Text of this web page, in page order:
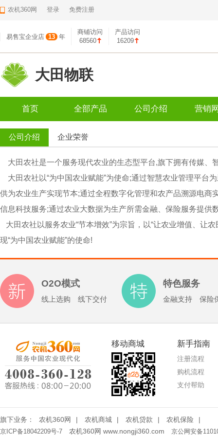
农机360网 登录 免费注册
易售宝企业店 13 年
商铺访问
68560
产品访问
16209
大田物联
首页 全部产品 公司介绍 营销
公司介绍 企业荣誉
大田农社是一个服务现代农业的生态型平台,旗下拥有传媒、
大田农社以“为中国农业赋能”为使命;通过智慧农业管理平台
供为农业生产实现节本;通过全程数字化管理和农产品溯源电
信息科技服务;通过农业大数据为生产所需金融、保险服务提供
大田农社以服务农业“节本增效”为宗旨，以“让农业增值、让
现“为中国农业赋能”的使命!
O2O模式
线上选购 线下交付
特色服务
金融支持 保险
移动商城 新手指南
注册流程
购机流程
支付帮助
旗下业务： 农机360网 | 农机商城 | 农机贷款 | 农机保险 |
京ICP备18042209号-7 农机360网 www.nongji360.com 京公网安备